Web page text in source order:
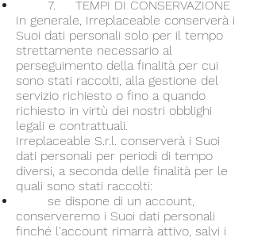
7. TEMPI DI CONSERVAZIONE
In generale, Irreplaceable conserverà i
Suoi dati personali solo per il tempo
strettamente necessario al
perseguimento della finalità per cui
sono stati raccolti, alla gestione del
servizio richiesto o fino a quando
richiesto in virtù dei nostri obblighi
legali e contrattuali.
Irreplaceable S.r.l. conserverà i Suoi
dati personali per periodi di tempo
diversi, a seconda delle finalità per le
quali sono stati raccolti:
se dispone di un account,
conserveremo i Suoi dati personali
finché l'account rimarrà attivo, salvi i